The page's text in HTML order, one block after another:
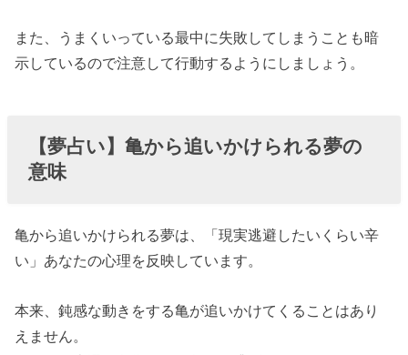
また、うまくいっている最中に失敗してしまうことも暗
示しているので注意して行動するようにしましょう。
【夢占い】亀から追いかけられる夢の
意味
亀から追いかけられる夢は、「現実逃避したいくらい辛
い」あなたの心理を反映しています。
本来、鈍感な動きをする亀が追いかけてくることはあり
えません。